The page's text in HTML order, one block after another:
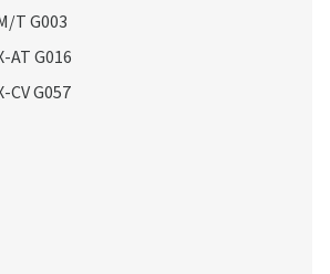
T G003
AT G016
CV G057